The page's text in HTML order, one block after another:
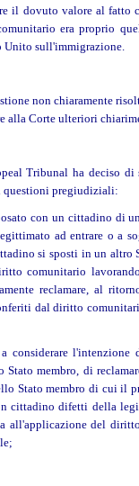
il dovuto valore al fatto
era proprio
Unito sull'immigrazione.
non chiaramente
alla Corte ulteriori
Tribunal ha deciso di
questioni pregiudiziali:
con un cittadino di
ad entrare o a
si sposti in un altro
comunitario
reclamare, al
dal diritto
considerare l'intenzione
membro, di
Stato membro di cui il
cittadino difetti della
all'applicazione del